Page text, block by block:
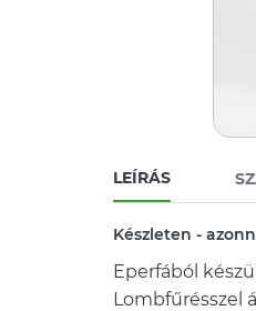
LEÍRÁS
Készleten -
Eperfából
Lombfűrésszel